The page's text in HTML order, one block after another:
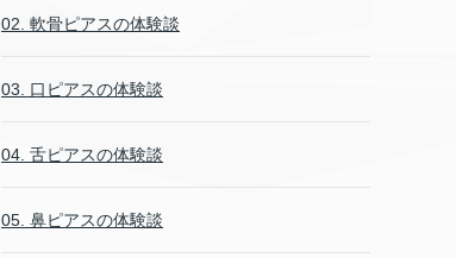
02. 軟骨ピアスの体験談
03. 口ピアスの体験談
04. 舌ピアスの体験談
05. 鼻ピアスの体験談